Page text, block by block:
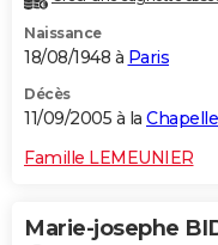
Naissance
18/08/1948 à Paris
Décès
11/09/2005 à la
Famille LEMEUNIER
Marie-josephe